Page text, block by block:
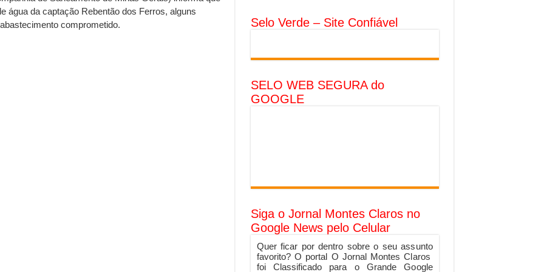
água da captação Rebentão dos Ferros, alguns
comprometido.
Selo Verde – Site Confiável
SELO WEB SEGURA do
GOOGLE
Siga o Jornal Montes Claros no
Google News pelo Celular
Quer ficar por dentro sobre o seu assunto
favorito? O portal O Jornal Montes Claros
foi Classificado para o Grande Google